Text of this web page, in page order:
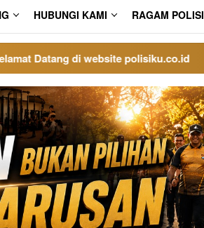
HUBUNGI KAMI RAGAM POLISI
Datang di website polisiku.co.id